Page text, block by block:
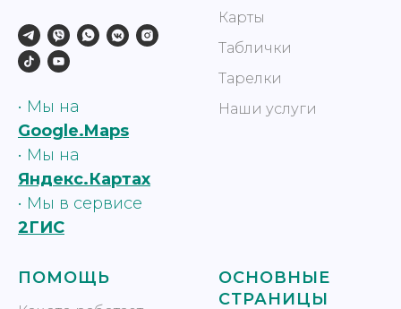
• Мы на
Google.Maps
• Мы на
Яндекс.Картах
• Мы в сервисе
2ГИС
Карты
Таблички
Тарелки
Наши услуги
ПОМОЩЬ
ОСНОВНЫЕ
СТРАНИЦЫ